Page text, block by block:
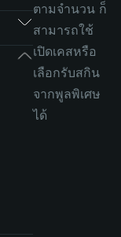
ตามจำนวน ก็
สามารถใช้
เปิดเคสหรือ
เลือกรับสกิน
จากพูลพิเศษ
ได้